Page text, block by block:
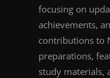
focusing on
achievements,
contributions to
preparations,
study materials,